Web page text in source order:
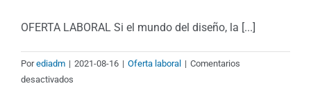
OFERTA LABORAL Si el mundo del diseño, la [...]
Porediadm | 2021-08-16 | Oferta laboral | Comentarios
desactivados